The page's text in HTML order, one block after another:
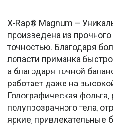
X-Rap® Magnum –
произведена из
точностью. Благодаря
лопасти приманка быстро
а благодаря точной
работает даже на
Голографическая
полупрозрачного тела,
яркие, привлекательные